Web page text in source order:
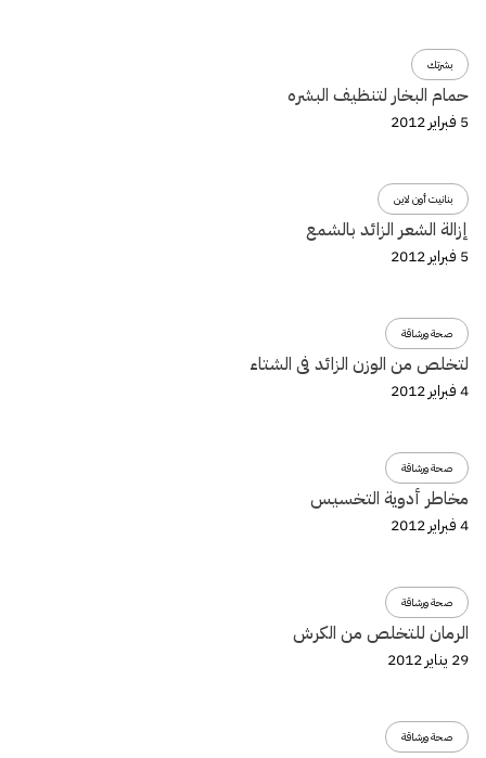
بشرتك
حمام البخار لتنظيف البشره
5 فبراير 2012
بنانيت أون لاين
إزالة الشعر الزائد بالشمع
5 فبراير 2012
صحة ورشاقة
لتخلص من الوزن الزائد فى الشتاء
4 فبراير 2012
صحة ورشاقة
مخاطر أدوية التخسيس
4 فبراير 2012
صحة ورشاقة
الرمان للتخلص من الكرش
29 يناير 2012
صحة ورشاقة